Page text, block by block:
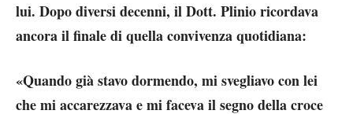
lui. Dopo diversi decenni, il Dott. Plinio ricordava
ancora il finale di quella convivenza quotidiana:
«Quando già stavo dormendo, mi svegliavo con lei
che mi accarezzava e mi faceva il segno della croce